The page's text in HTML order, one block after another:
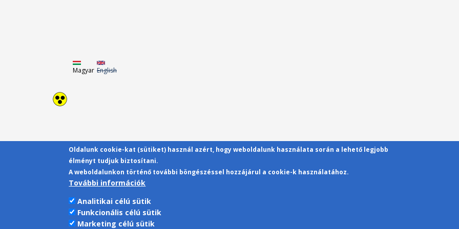
Magyar English
Oldalunk cookie-kat (sütiket) használ azért, hogy weboldalunk használata során a lehető legjobb
élményt tudjuk biztosítani.
A weboldalunkon történő további böngészéssel hozzájárul a cookie-k használatához.
További információk
Analitikai célú sütik
Funkcionális célú sütik
Marketing célú sütik